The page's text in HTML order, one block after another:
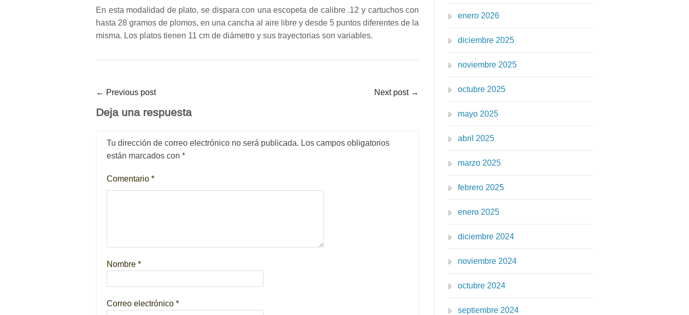
En esta modalidad de plato, se dispara con una escopeta de calibre .12 y cartuchos con
hasta 28 gramos de plomos, en una cancha al aire libre y desde 5 puntos diferentes de la
misma. Los platos tienen 11 cm de diámetro y sus trayectorias son variables.
← Previous post Next post →
Deja una respuesta
Tu dirección de correo electrónico no será publicada. Los campos obligatorios
están marcados con *
Comentario *
Nombre *
Correo electrónico *
enero 2026
diciembre 2025
noviembre 2025
octubre 2025
mayo 2025
abril 2025
marzo 2025
febrero 2025
enero 2025
diciembre 2024
noviembre 2024
octubre 2024
septiembre 2024